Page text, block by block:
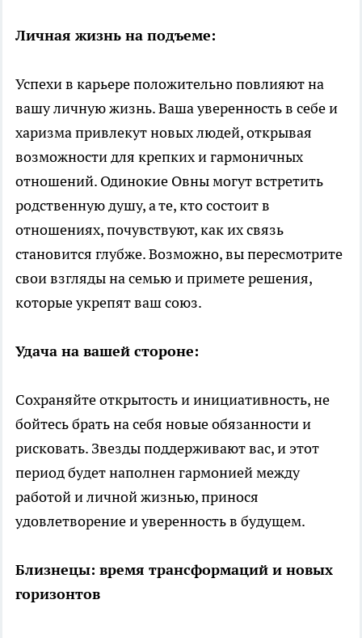
Личная жизнь на подъеме:
Успехи в карьере положительно повлияют на
вашу личную жизнь. Ваша уверенность в себе и
харизма привлекут новых людей, открывая
возможности для крепких и гармоничных
отношений. Одинокие Овны могут встретить
родственную душу, а те, кто состоит в
отношениях, почувствуют, как их связь
становится глубже. Возможно, вы пересмотрите
свои взгляды на семью и примете решения,
которые укрепят ваш союз.
Удача на вашей стороне:
Сохраняйте открытость и инициативность, не
бойтесь брать на себя новые обязанности и
рисковать. Звезды поддерживают вас, и этот
период будет наполнен гармонией между
работой и личной жизнью, принося
удовлетворение и уверенность в будущем.
Близнецы: время трансформаций и новых
горизонтов